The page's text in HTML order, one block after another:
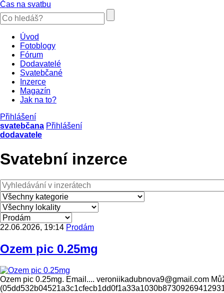
Čas na svatbu
Úvod
Fotoblogy
Fórum
Dodavatelé
Svatebčané
Inzerce
Magazín
Jak na to?
Přihlášení
svatebčana Přihlášení
dodavatele
Svatební inzerce
22.06.2026, 19:14 Prodám
Ozem pic 0.25mg
Ozem pic 0.25mg. Email.... veroniikadubnova9@gmail.com